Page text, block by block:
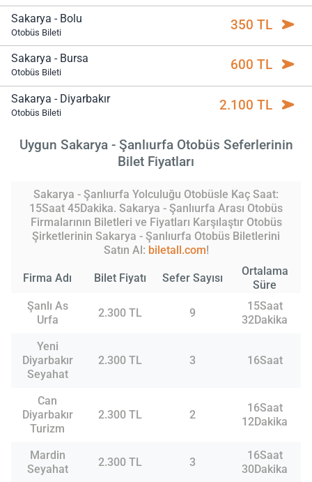
Sakarya - Bolu
Otobüs Bileti 350 TL
Sakarya - Bursa
Otobüs Bileti 600 TL
Sakarya - Diyarbakır
Otobüs Bileti 2.100 TL
Uygun Sakarya - Şanlıurfa Otobüs Seferlerinin
Bilet Fiyatları
Sakarya - Şanlıurfa Yolculuğu Otobüsle Kaç Saat:
15Saat 45Dakika. Sakarya - Şanlıurfa Arası Otobüs
Firmalarının Biletleri ve Fiyatları Karşılaştır Otobüs
Şirketlerinin Sakarya - Şanlıurfa Otobüs Biletlerini
Satın Al: biletall.com!
Firma Adı Bilet Fiyatı Sefer Sayısı
Ortalama
Süre
Şanlı As
Urfa
2.300 TL 9
15Saat
32Dakika
Yeni
Diyarbakır
Seyahat
2.300 TL 3 16Saat
Can
Diyarbakır
Turizm
2.300 TL 2
16Saat
12Dakika
Mardin
Seyahat
2.300 TL 3
16Saat
30Dakika